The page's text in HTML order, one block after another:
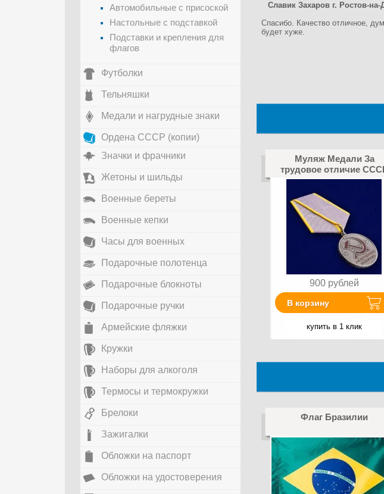
Славик Захаров г. Ростов-на-
Спасибо. Качество отличное,
будет хуже.
Муляж Медали За
трудовое отличие
900 рублей
В корзину
купить в 1 клик
Флаг Бразилии
Автомобильные с присоской
Настольные с подставкой
Подставки и крепления для
флагов
Футболки
Тельняшки
Медали и нагрудные знаки
Ордена СССР (копии)
Значки и фрачники
Жетоны и шильды
Военные береты
Военные кепки
Часы для военных
Подарочные полотенца
Подарочные блокноты
Подарочные ручки
Армейские фляжки
Кружки
Наборы для алкоголя
Термосы и термокружки
Брелоки
Зажигалки
Обложки на паспорт
Обложки на удостоверения